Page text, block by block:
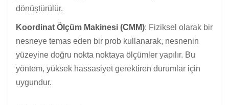
dönüştürülür.
Koordinat Ölçüm Makinesi (CMM): Fiziksel olarak bir
nesneye temas eden bir prob kullanarak, nesnenin
yüzeyine doğru nokta noktaya ölçümler yapılır. Bu
yöntem, yüksek hassasiyet gerektiren durumlar için
uygundur.